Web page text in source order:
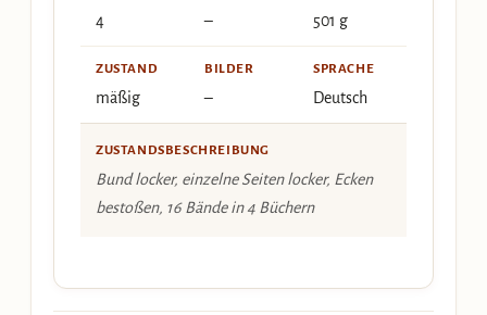
4 – 501 g
ZUSTAND
mäßig
BILDER
–
SPRACHE
Deutsch
ZUSTANDSBESCHREIBUNG
Bund locker, einzelne Seiten locker, Ecken
bestoßen, 16 Bände in 4 Büchern